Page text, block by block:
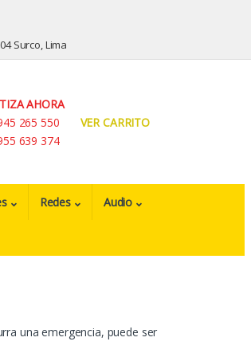
Surco, Lima
AHORA
265 550
639 374
VER CARRITO
Redes Audio
una emergencia, puede ser